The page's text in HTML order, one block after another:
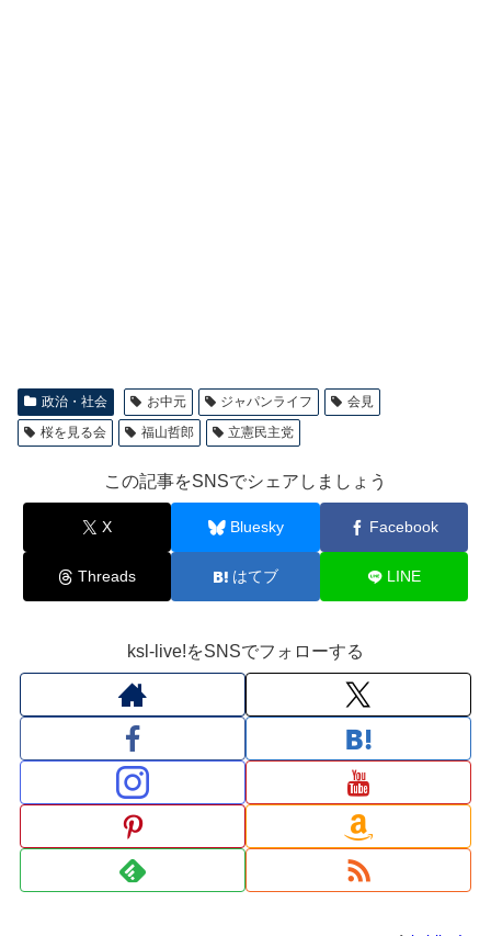
政治・社会 お中元 ジャパンライフ
会見
桜を見る会
福山哲郎 立憲民主党
この記事をSNSでシェアしましょう
X Bluesky Facebook
Threads はてブ LINE
ksl-live!をSNSでフォローする